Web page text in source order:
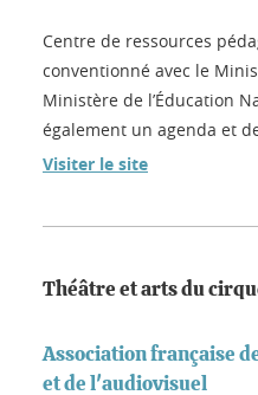
Centre de ressources
conventionné avec le
Ministère de l’Éducation
également un agenda et
Visiter le site
Théâtre et arts du
Association française
et de l'audiovisuel